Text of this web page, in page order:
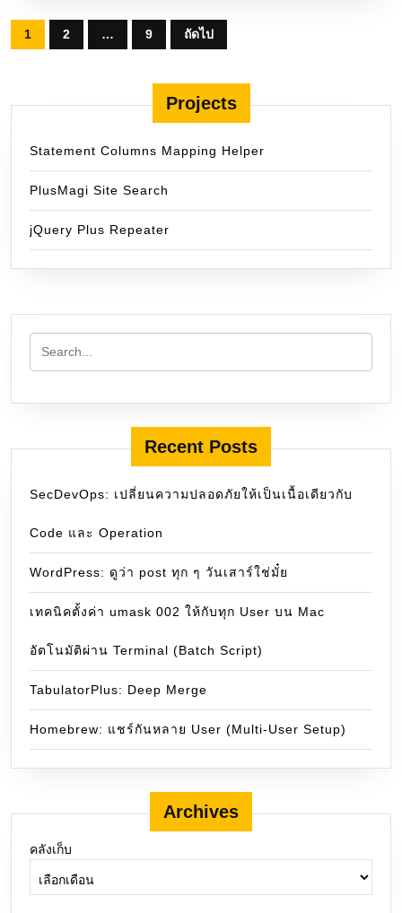
Posts
pagination
1 2 … 9 ถัดไป
Projects
Statement Columns Mapping Helper
PlusMagi Site Search
jQuery Plus Repeater
Recent Posts
SecDevOps: เปลี่ยนความปลอดภัยให้เป็นเนื้อเดียวกับ
Code และ Operation
WordPress: ดูว่า post ทุก ๆ วันเสาร์ใช่มั๋ย
เทคนิคตั้งค่า umask 002 ให้กับทุก User บน Mac
อัตโนมัติผ่าน Terminal (Batch Script)
TabulatorPlus: Deep Merge
Homebrew: แชร์กันหลาย User (Multi-User Setup)
Archives
คลังเก็บ